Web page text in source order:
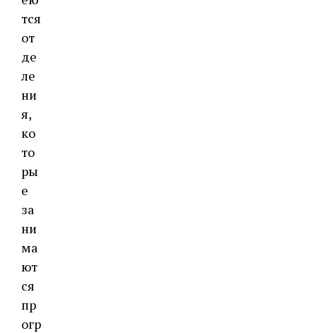
тся
от
де
ле
ни
я,
ко
то
ры
е
за
ни
ма
ют
ся
пр
огр